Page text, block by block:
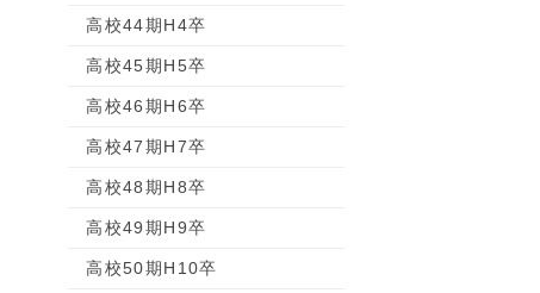
高校44期H4卒
高校45期H5卒
高校46期H6卒
高校47期H7卒
高校48期H8卒
高校49期H9卒
高校50期H10卒